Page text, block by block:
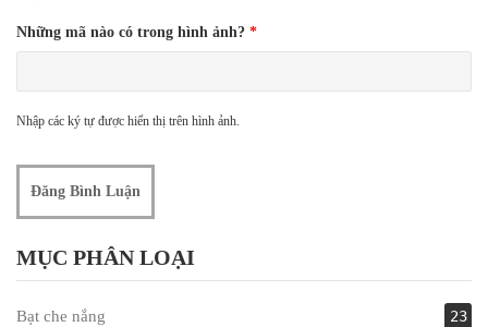
Những mã nào có trong hình ảnh? *
Nhập các ký tự được hiển thị trên hình ảnh.
MỤC PHÂN LOẠI
Bạt che nắng 23